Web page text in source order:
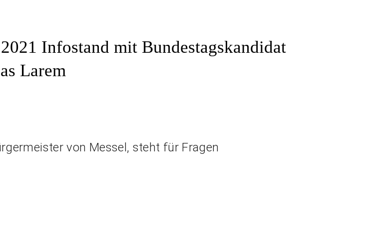
Infostand mit Bundestagskandidat
Larem
von Messel, steht für Fragen